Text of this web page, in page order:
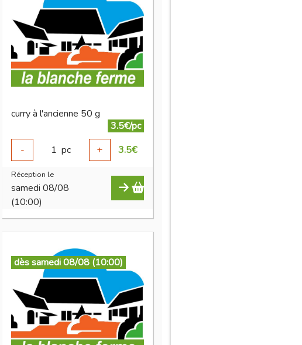
curry à l'ancienne 50 g
3.5€/pc
-
1 pc + 3.5€
Réception le
samedi 08/08
(10:00)
dès samedi 08/08 (10:00)